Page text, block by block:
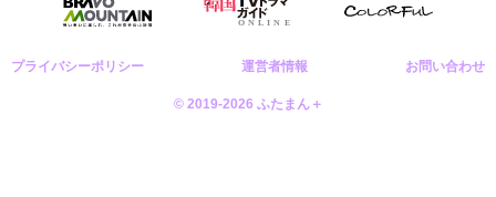
プライバシーポリシー 運営者情報 お問い合わせ
© 2019-2026 ふたまん＋